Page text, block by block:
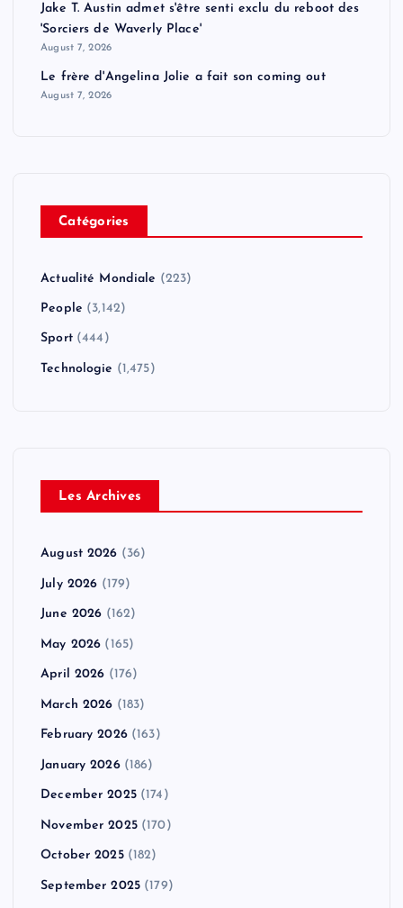
Jake T. Austin admet s'être senti exclu du reboot des
'Sorciers de Waverly Place'
August 7, 2026
Le frère d'Angelina Jolie a fait son coming out
August 7, 2026
Catégories
Actualité Mondiale (223)
People (3,142)
Sport(444)
Technologie (1,475)
Les Archives
August 2026 (36)
July 2026 (179)
June 2026 (162)
May 2026 (165)
April 2026 (176)
March 2026 (183)
February 2026(163)
January 2026(186)
December 2025(174)
November 2025(170)
October 2025(182)
September 2025 (179)